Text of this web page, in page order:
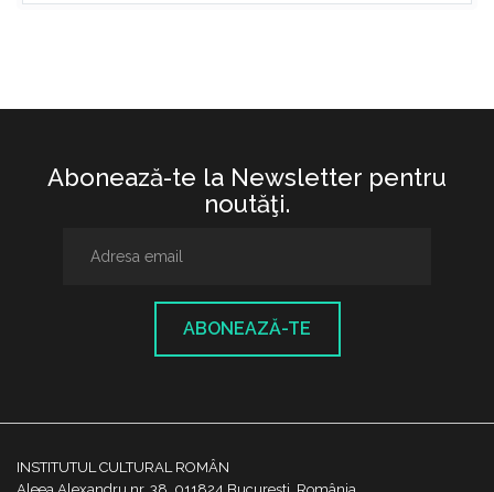
Abonează-te la Newsletter pentru
noutăţi.
ABONEAZĂ-TE
INSTITUTUL CULTURAL ROMÂN